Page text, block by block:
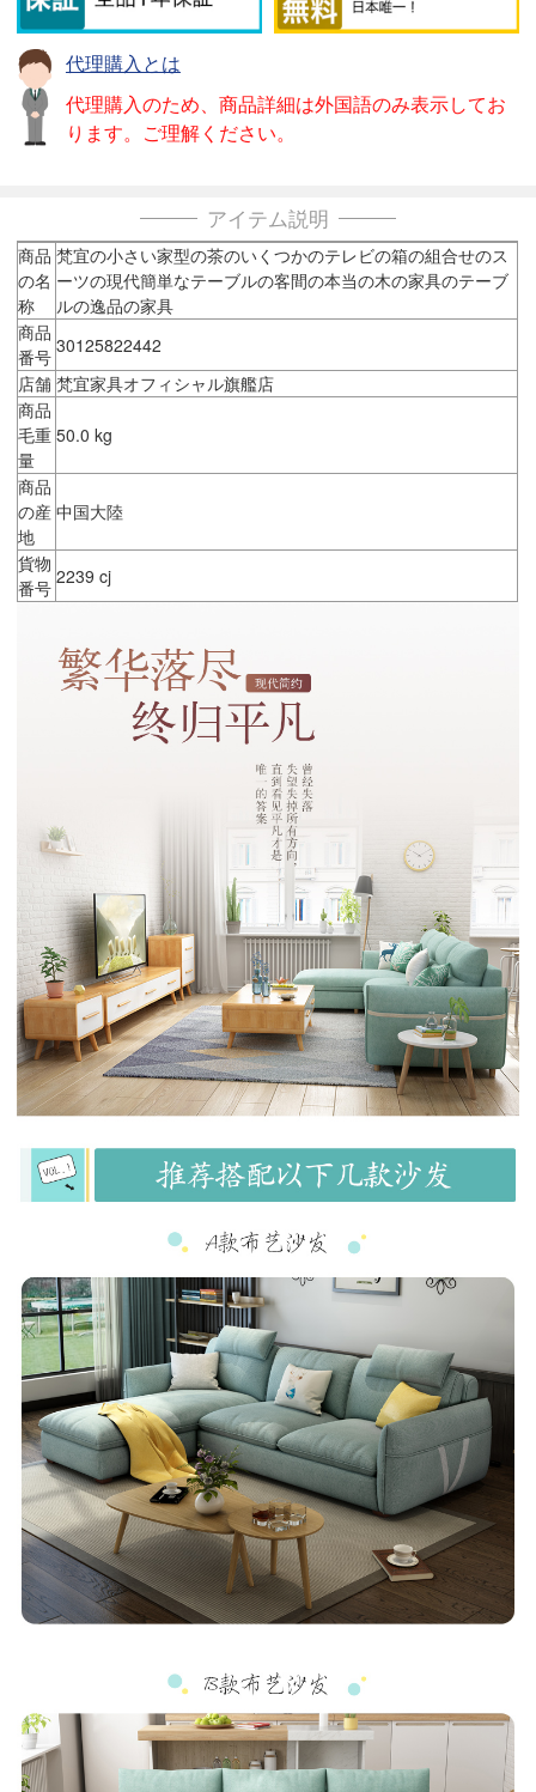
代理購入とは
代理購入のため、商品詳細は外国語のみ表示してお
ります。ご理解ください。
アイテム説明
商品
の名
称
梵宜の小さい家型の茶のいくつかのテレビの箱の組合せのス
ーツの現代簡単なテーブルの客間の本当の木の家具のテーブ
ルの逸品の家具
商品
番号 30125822442
店舗 梵宜家具オフィシャル旗艦店
商品
毛重
量
50.0 kg
商品
の産
地
中国大陸
貨物
番号 2239 cj